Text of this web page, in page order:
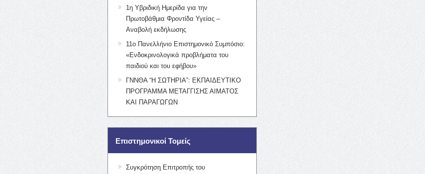
1η Υβριδική Ημερίδα για την
Πρωτοβάθμια Φροντίδα Υγείας –
Αναβολή εκδήλωσης
11ο Πανελλήνιο Επιστημονικό Συμπόσιο:
«Ενδοκρινολογικά προβλήματα του
παιδιού και του εφήβου»
ΓΝΝΘΑ “Η ΣΩΤΗΡΙΑ”: ΕΚΠΑΙΔΕΥΤΙΚΟ
ΠΡΟΓΡΑΜΜΑ ΜΕΤΑΓΓΙΣΗΣ ΑΙΜΑΤΟΣ
ΚΑΙ ΠΑΡΑΓΩΓΩΝ
Επιστημονικοί Τομείς
Συγκρότηση Επιτροπής του